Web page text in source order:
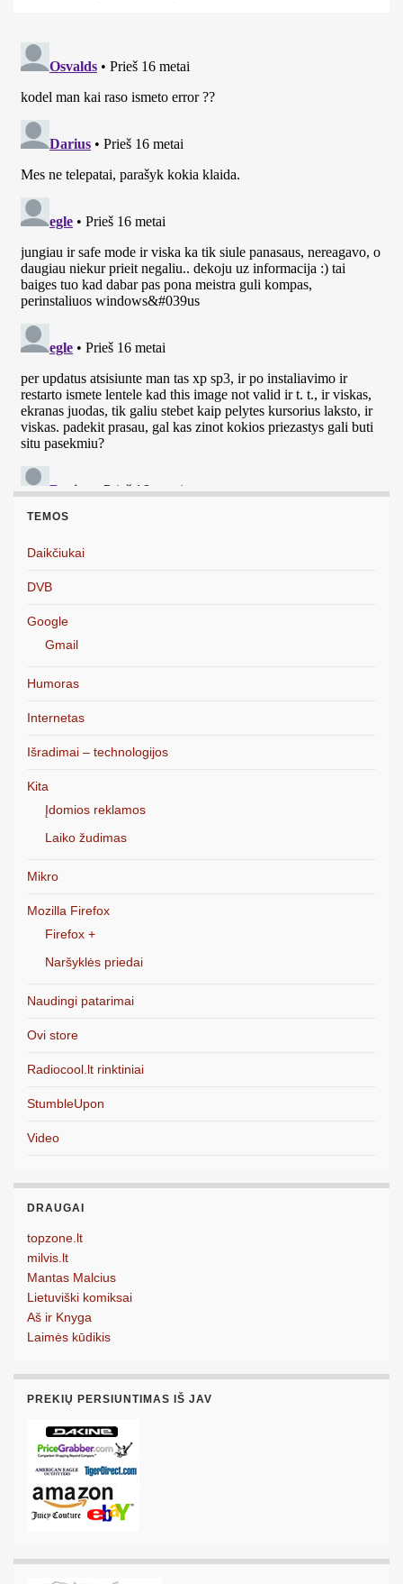
TEMOS
Daikčiukai
DVB
Google
Gmail
Humoras
Internetas
Išradimai – technologijos
Kita
Įdomios reklamos
Laiko žudimas
Mikro
Mozilla Firefox
Firefox +
Naršyklės priedai
Naudingi patarimai
Ovi store
Radiocool.lt rinktiniai
StumbleUpon
Video
DRAUGAI
topzone.lt
milvis.lt
Mantas Malcius
Lietuviški komiksai
Aš ir Knyga
Laimės kūdikis
PREKIŲ PERSIUNTIMAS IŠ JAV